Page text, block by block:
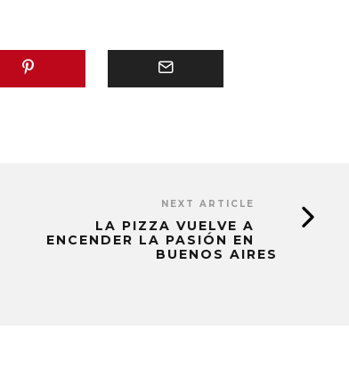
NEXT ARTICLE
LA PIZZA VUELVE A
ENCENDER LA PASIÓN EN
BUENOS AIRES